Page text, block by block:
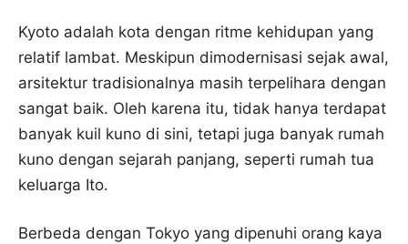
Kyoto adalah kota dengan ritme kehidupan yang
relatif lambat. Meskipun dimodernisasi sejak awal,
arsitektur tradisionalnya masih terpelihara dengan
sangat baik. Oleh karena itu, tidak hanya terdapat
banyak kuil kuno di sini, tetapi juga banyak rumah
kuno dengan sejarah panjang, seperti rumah tua
keluarga Ito.
Berbeda dengan Tokyo yang dipenuhi orang kaya